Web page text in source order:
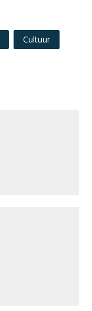
Cultuur